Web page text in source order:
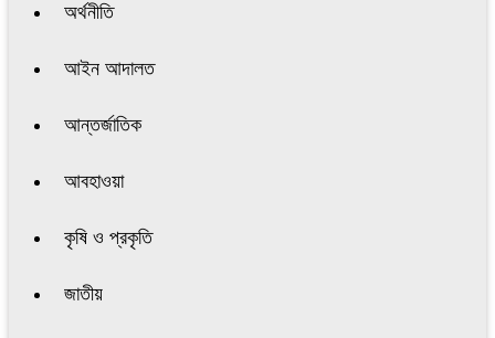
অর্থনীতি
আইন আদালত
আন্তর্জাতিক
আবহাওয়া
কৃষি ও প্রকৃতি
জাতীয়